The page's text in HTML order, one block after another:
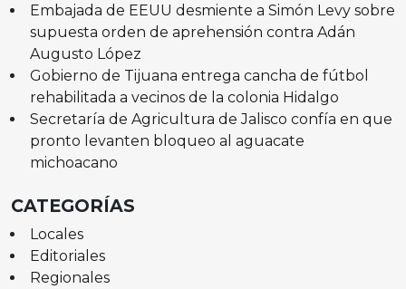
Embajada de EEUU desmiente a Simón Levy sobre
supuesta orden de aprehensión contra Adán
Augusto López
Gobierno de Tijuana entrega cancha de fútbol
rehabilitada a vecinos de la colonia Hidalgo
Secretaría de Agricultura de Jalisco confía en que
pronto levanten bloqueo al aguacate
michoacano
CATEGORÍAS
Locales
Editoriales
Regionales